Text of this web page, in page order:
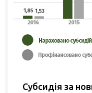
Субсидія за